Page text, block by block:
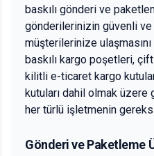
baskılı gönderi ve
gönderilerinizin güvenli
müşterilerinize
baskılı kargo poşetleri,
kilitli e-ticaret kargo
kutuları dahil olmak
her türlü işletmenin
Gönderi ve Paketleme